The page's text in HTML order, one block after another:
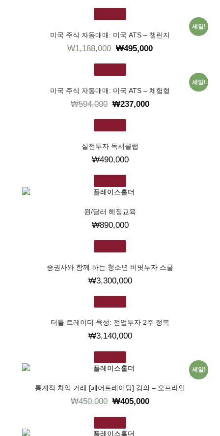
세일!
미국 주식 자동매매: 미국 ATS – 챌린지
₩1,188,000 ₩495,000
세일!
미국 주식 자동매매: 미국 ATS – 체험형
₩594,000 ₩237,000
실전투자 독서클럽
₩490,000
원/달러 헤징교육
₩890,000
증권사와 함께 하는 청소년 버핏투자 스쿨
₩3,300,000
터틀 트레이더 육성: 전업투자 2주 정복
₩3,140,000
세일!
통계적 차익 거래 [페어트레이딩] 강의 – 오프라인
₩450,000 ₩405,000